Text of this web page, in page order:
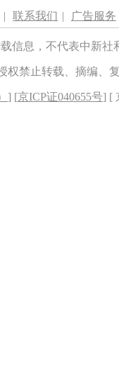
| 联系我们 | 广告服务
信息，不代表中新
权禁止转载、摘编、
] [京ICP证040655号] [